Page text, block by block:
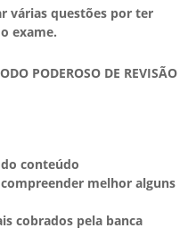
várias questões por ter
exame.
PODEROSO DE REVISÃO
conteúdo
melhor alguns
cobrados pela banca